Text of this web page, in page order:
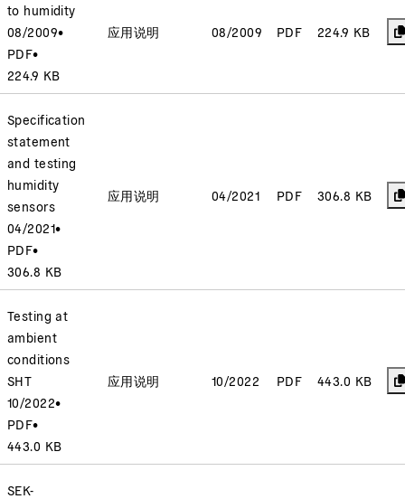
to humidity
08/2009•
PDF•
224.9 KB
应用说明 08/2009 PDF 224.9 KB
Specification
statement
and testing
humidity
sensors
04/2021•
PDF•
306.8 KB
应用说明 04/2021 PDF 306.8 KB
Testing at
ambient
conditions
SHT
10/2022•
PDF•
443.0 KB
应用说明 10/2022 PDF 443.0 KB
SEK-